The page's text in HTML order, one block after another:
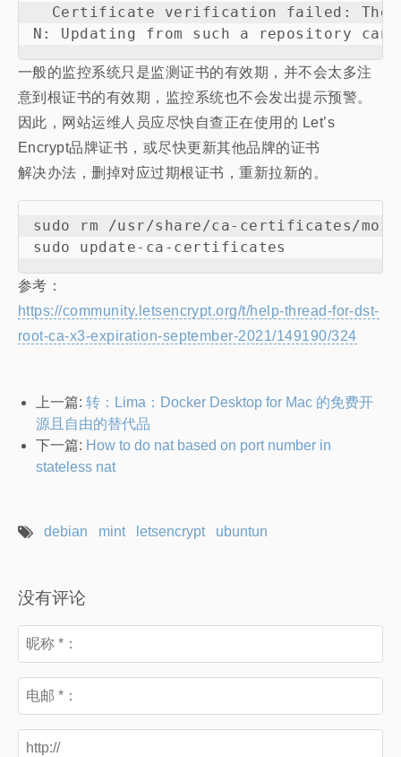
Certificate verification failed: The
一般的监控系统只是监测证书的有效期，并不会太多注
意到根证书的有效期，监控系统也不会发出提示预警。
因此，网站运维人员应尽快自查正在使用的 Let’s
Encrypt品牌证书，或尽快更新其他品牌的证书
解决办法，删掉对应过期根证书，重新拉新的。
sudo rm /usr/share/ca-certificates/
参考：
https://community.letsencrypt.org/t/help-thread-for-dst-
root-ca-x3-expiration-september-2021/149190/324
上一篇: 转：Lima：Docker Desktop for Mac 的免费开
源且自由的替代品
下一篇: How to do nat based on port number in
stateless nat
debian mint letsencrypt ubuntun
没有评论